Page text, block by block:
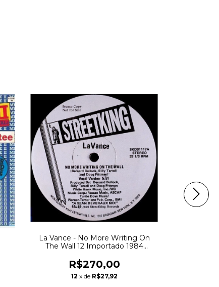
La Vance - No More Writing On
The Wall 12 Importado 1984
R$270,00
12 x de R$27,92